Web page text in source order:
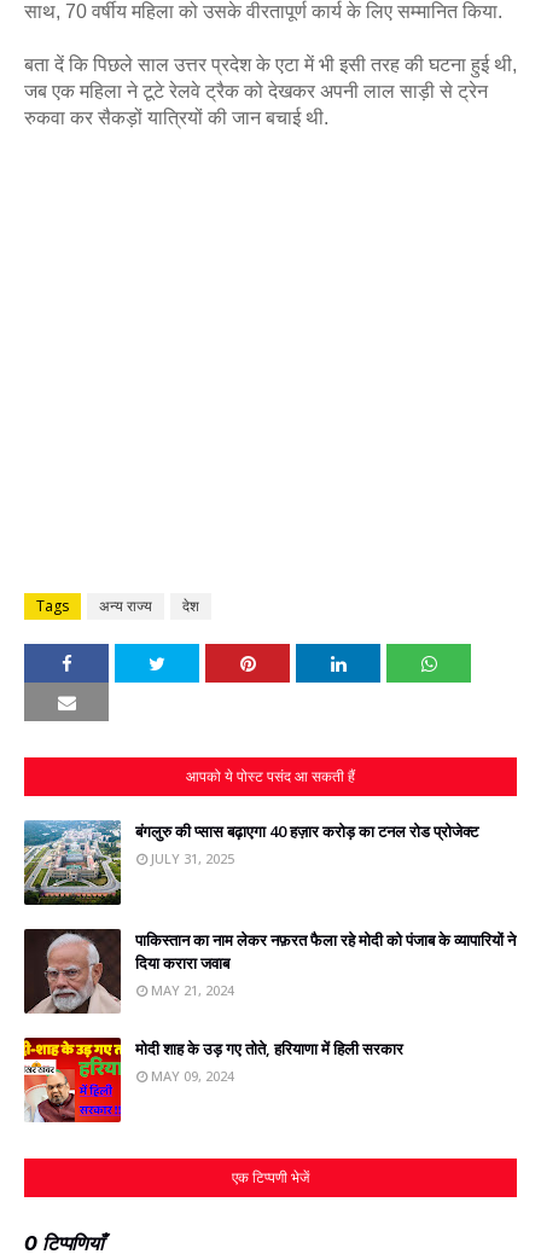
साथ, 70 वर्षीय महिला को उसके वीरतापूर्ण कार्य के लिए सम्मानित किया.
बता दें कि पिछले साल उत्तर प्रदेश के एटा में भी इसी तरह की घटना हुई थी,
जब एक महिला ने टूटे रेलवे ट्रैक को देखकर अपनी लाल साड़ी से ट्रेन
रुकवा कर सैकड़ों यात्रियों की जान बचाई थी.
Tags अन्य राज्य देश
आपको ये पोस्ट पसंद आ सकती हैं
बंगलुरु की प्‍सास बढ़ाएगा 40 हज़ार करोड़ का टनल रोड प्रोजेक्‍ट
JULY 31, 2025
पाकिस्‍तान का नाम लेकर नफ़रत फैला रहे मोदी को पंजाब के व्यापारियों ने
दिया करारा जवाब
MAY 21, 2024
मोदी शाह के उड़ गए तोते, हरियाणा में हिली सरकार
MAY 09, 2024
एक टिप्पणी भेजें
0 टिप्पणियाँ